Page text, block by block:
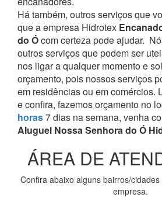
Há também, outros serviços que
que a empresa Hidrotex
do Ócom certeza pode ajudar.
outros serviços que podem ser
nos ligar a qualquer momento e
orçamento, pois nossos serviços
em residências ou em comércios.
e confira, fazemos orçamento no
horas7 dias na semana, venha
Aluguel Nossa Senhora do Ó
ÁREA DE
Confira abaixo alguns bairros/
empresa.